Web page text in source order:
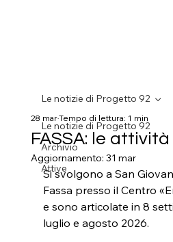
Le notizie di Progetto 92
Archivio
Attive
Le notizie di Progetto 92
FASSA: le
28 marTempo di lettura: 1 min
Aggiornamento: 31 mar
Si svolgono a San
Fassa presso il Centro
e sono articolate in 8
luglio e agosto 2026.